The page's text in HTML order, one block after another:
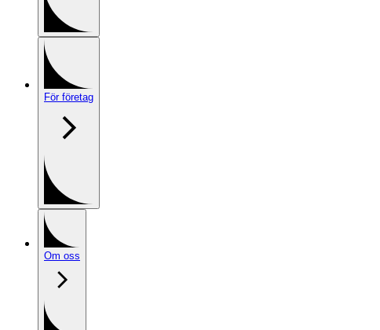
För företag
Om oss